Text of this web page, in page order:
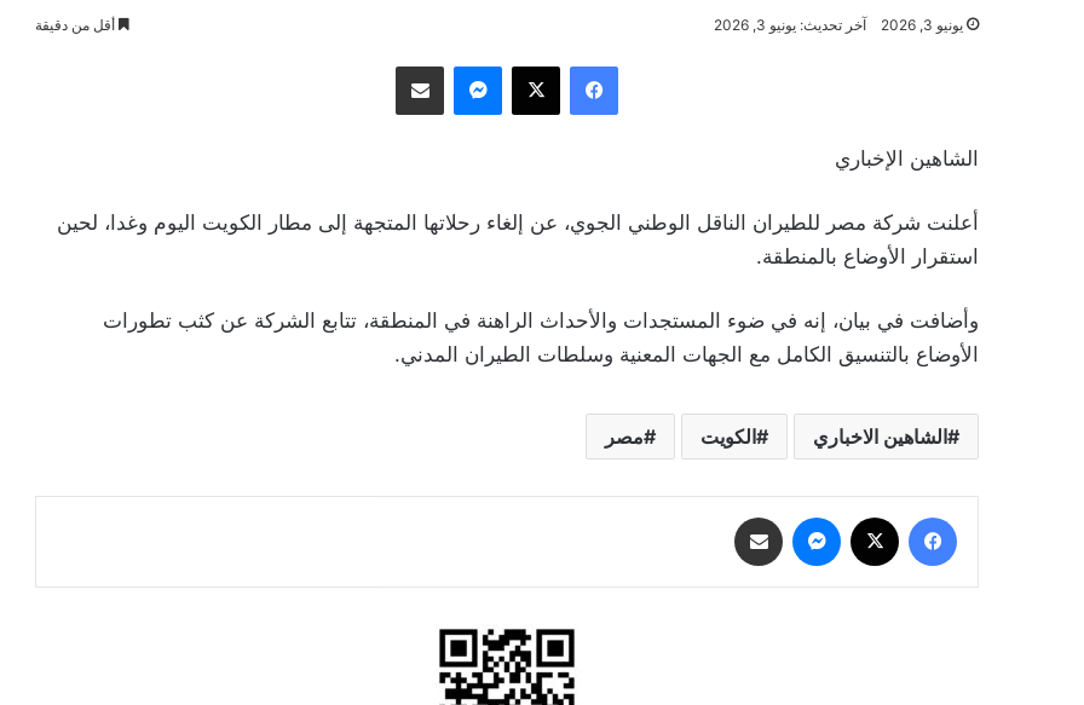
يونيو 3, 2026 آخر تحديث: يونيو 3, 2026 أقل من دقيقة
فيسبوك ‫X ماسنجر مشاركة عبر البريد
الشاهين الإخباري
أعلنت شركة مصر للطيران الناقل الوطني الجوي، عن إلغاء رحلاتها المتجهة إلى مطار الكويت اليوم وغدا، لحين
استقرار الأوضاع بالمنطقة.
وأضافت في بيان، إنه في ضوء المستجدات والأحداث الراهنة في المنطقة، تتابع الشركة عن كثب تطورات
الأوضاع بالتنسيق الكامل مع الجهات المعنية وسلطات الطيران المدني.
الشاهين الاخباري الكويت مصر
فيسبوك ماسنجر